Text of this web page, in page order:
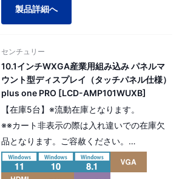
[ パネル番号：14248 ]
製品詳細へ
センチュリー
10.1インチWXGA産業用組み込み パネルマ
ウント型ディスプレイ（タッチパネル仕様）
plus one PRO [LCD-AMP101WUXB]
【在庫5台】※流動在庫となります。
※※カート非表示の際は入れ違いでの在庫欠
品となります。ご容赦ください。
10.1インチ「パネルマウント型」モニタータ
ッチパネル（マルチタッチ）仕様高寿命液晶